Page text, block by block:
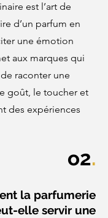
est l’art de
d’un parfum en
une émotion
aux marques qui
raconter une
goût, le toucher et
des expériences
o2.
la parfumerie
elle servir une